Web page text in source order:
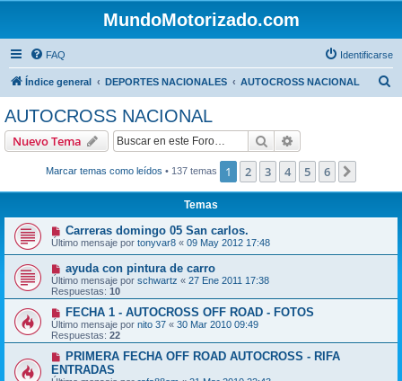
MundoMotorizado.com
FAQ Identificarse
Índice general DEPORTES NACIONALES AUTOCROSS NACIONAL
AUTOCROSS NACIONAL
Nuevo Tema Buscar
Marcar temas como leídos • 137 temas 1 2 3 4 5 6
Temas
Carreras domingo 05 San carlos.
Último mensaje por tonyvar8 « 09 May 2012 17:48
ayuda con pintura de carro
Último mensaje por schwartz « 27 Ene 2011 17:38
Respuestas: 10
FECHA 1 - AUTOCROSS OFF ROAD - FOTOS
Último mensaje por nito 37 « 30 Mar 2010 09:49
Respuestas: 22
PRIMERA FECHA OFF ROAD AUTOCROSS - RIFA
ENTRADAS